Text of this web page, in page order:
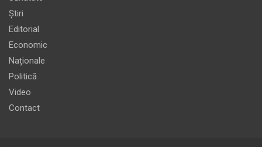
Știri
Editorial
Economic
Naționale
Politică
Video
Contact